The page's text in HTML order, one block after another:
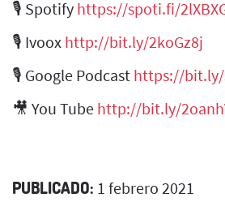
🎙 Spotify https://spoti.fi/
🎙 Ivoox http://bit.ly/2koGz8j​
🎙 Google Podcast https://bit.ly/
🎥 You Tube http://bit.ly/
PUBLICADO: 1 febrero 2021